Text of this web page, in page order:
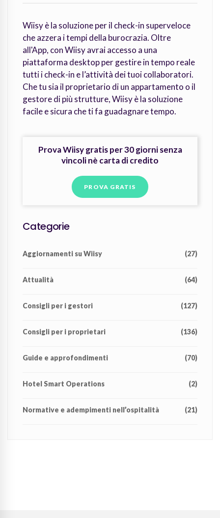
Wiisy è la soluzione per il check-in superveloce
che azzera i tempi della burocrazia. Oltre
all'App, con Wiisy avrai accesso a una
piattaforma desktop per gestire in tempo reale
tutti i check-in e l’attività dei tuoi collaboratori.
Che tu sia il proprietario di un appartamento o il
gestore di più strutture, Wiisy è la soluzione
facile e sicura che ti fa guadagnare tempo.
Prova Wiisy gratis per 30 giorni senza
vincoli nè carta di credito
PROVA GRATIS
Categorie
Aggiornamenti su Wiisy (27)
Attualità (64)
Consigli per i gestori (127)
Consigli per i proprietari (136)
Guide e approfondimenti (70)
Hotel Smart Operations (2)
Normative e adempimenti nell’ospitalità (21)